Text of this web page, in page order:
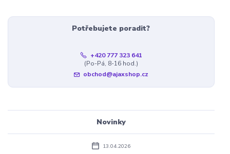
Potřebujete poradit?
+420 777 323 641
(Po-Pá, 8-16 hod.)
obchod@ajaxshop.cz
Novinky
13.04.2026